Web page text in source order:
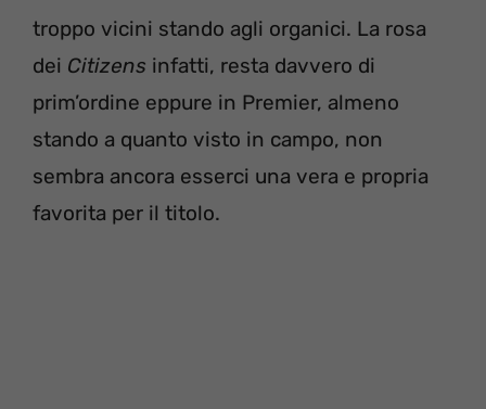
troppo vicini stando agli organici. La rosa
dei Citizens infatti, resta davvero di
prim’ordine eppure in Premier, almeno
stando a quanto visto in campo, non
sembra ancora esserci una vera e propria
favorita per il titolo.